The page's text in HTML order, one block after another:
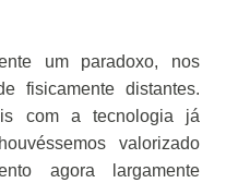
um paradoxo, nos
fisicamente distantes.
com a tecnologia já
valorizado
agora largamente